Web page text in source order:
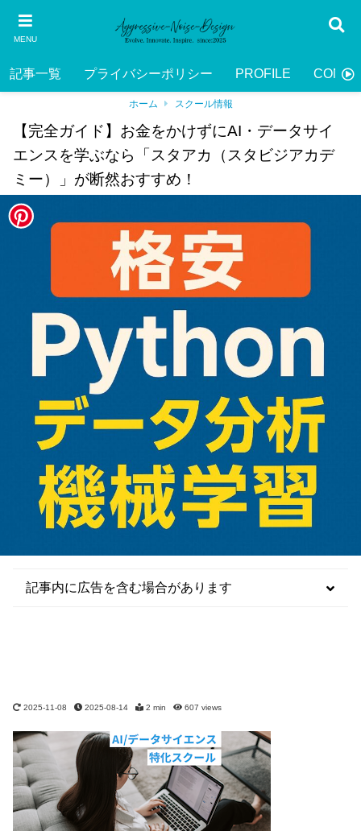
MENU
記事一覧 プライバシーポリシー PROFILE
ホーム スクール情報
【完全ガイド】お金をかけずにAI・データサイ
エンスを学ぶなら「スタアカ（スタビジアカデ
ミー）」が断然おすすめ！
2025-11-08 2025-08-14 2 min 607 views
記事内に広告を含む場合があります